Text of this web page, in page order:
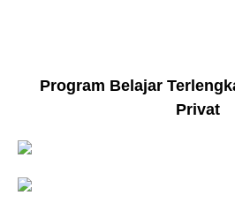
Program Belajar
Privat